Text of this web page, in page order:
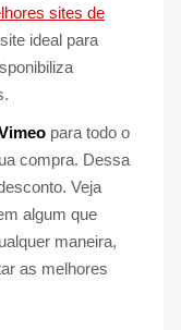
sites de
ideal para
para todo o
compra. Dessa
Veja
algum que
maneira,
as melhores